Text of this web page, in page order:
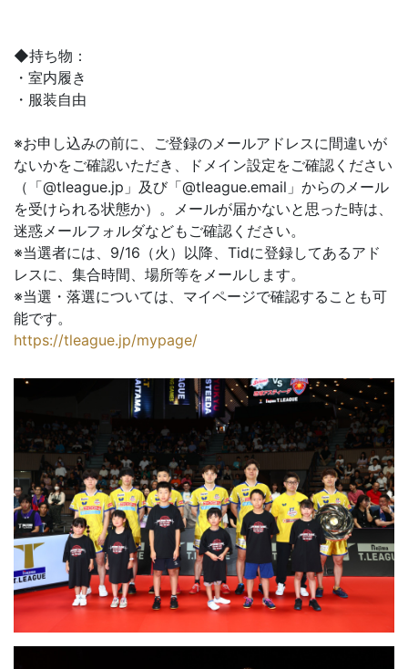
◆持ち物：
・室内履き
・服装自由
※お申し込みの前に、ご登録のメールアドレスに間違いが
ないかをご確認いただき、ドメイン設定をご確認ください
（「@tleague.jp」及び「@tleague.email」からのメール
を受けられる状態か）。メールが届かないと思った時は、
迷惑メールフォルダなどもご確認ください。
※当選者には、9/16（火）以降、Tidに登録してあるアド
レスに、集合時間、場所等をメールします。
※当選・落選については、マイページで確認することも可
能です。
https://tleague.jp/mypage/